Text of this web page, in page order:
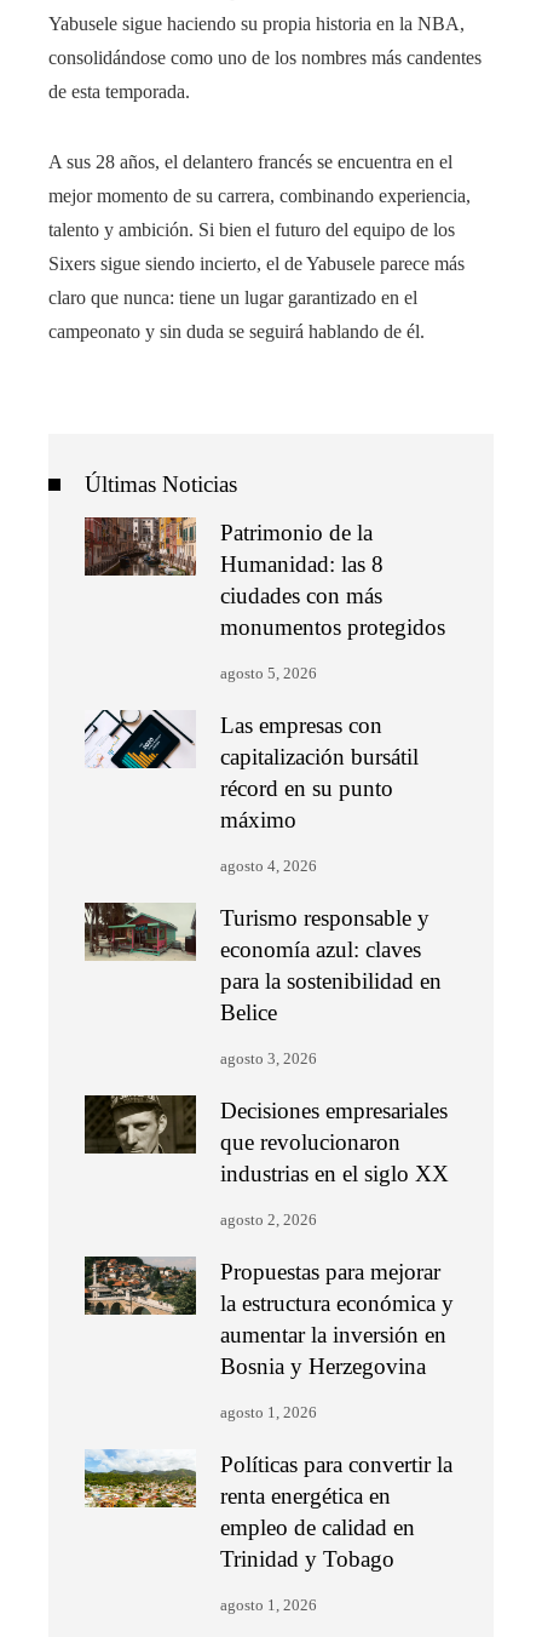
Yabusele sigue haciendo su propia historia en la NBA,
consolidándose como uno de los nombres más candentes
de esta temporada.
A sus 28 años, el delantero francés se encuentra en el
mejor momento de su carrera, combinando experiencia,
talento y ambición. Si bien el futuro del equipo de los
Sixers sigue siendo incierto, el de Yabusele parece más
claro que nunca: tiene un lugar garantizado en el
campeonato y sin duda se seguirá hablando de él.
Últimas Noticias
Patrimonio de la
Humanidad: las 8
ciudades con más
monumentos protegidos
agosto 5, 2026
Las empresas con
capitalización bursátil
récord en su punto
máximo
agosto 4, 2026
Turismo responsable y
economía azul: claves
para la sostenibilidad en
Belice
agosto 3, 2026
Decisiones empresariales
que revolucionaron
industrias en el siglo XX
agosto 2, 2026
Propuestas para mejorar
la estructura económica y
aumentar la inversión en
Bosnia y Herzegovina
agosto 1, 2026
Políticas para convertir la
renta energética en
empleo de calidad en
Trinidad y Tobago
agosto 1, 2026